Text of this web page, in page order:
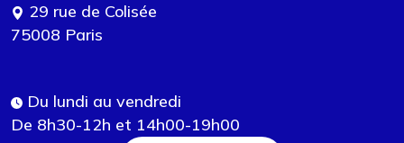
29 rue de Colisée
75008 Paris
Du lundi au vendredi
De 8h30-12h et 14h00-19h00